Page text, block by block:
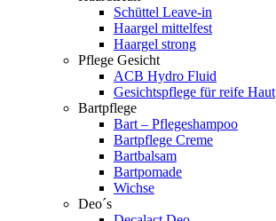
Schüttel Leave-in
Haargel mittelfest
Haargel strong
Pflege Gesicht
ACB Hydro Fluid
Gesichtspflege für reife Haut
Bartpflege
Bart – Pflegeshampoo
Bartpflege Creme
Bartbalsam
Bartpomade
Wichse
Deo´s